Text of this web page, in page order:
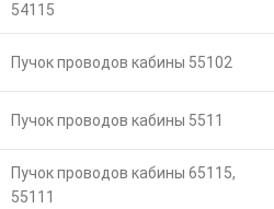
54115
Пучок проводов кабины 55102
Пучок проводов кабины 5511
Пучок проводов кабины 65115,
55111